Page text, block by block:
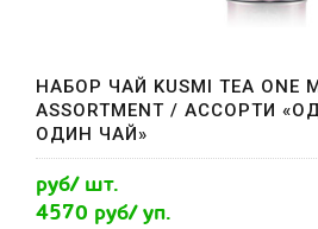
НАБОР ЧАЙ KUSMI TEA ONE
ASSORTMENT / АССОРТИ
ОДИН ЧАЙ»
руб/ шт.
4570 руб/ уп.